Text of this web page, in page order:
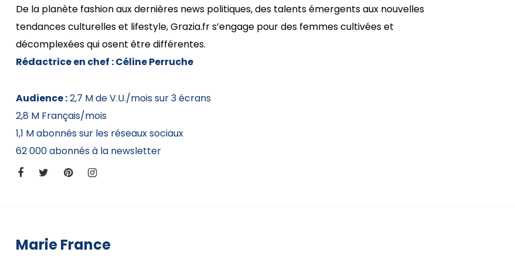
De la planète fashion aux dernières news politiques, des talents émergents aux nouvelles
tendances culturelles et lifestyle, Grazia.fr s’engage pour des femmes cultivées et
décomplexées qui osent être différentes.
Rédactrice en chef : Céline Perruche
Audience :2,7 M de V.U./mois sur 3 écrans
2,8 M Français/mois
1,1 M abonnés sur les réseaux sociaux
62 000 abonnés à la newsletter
Marie France